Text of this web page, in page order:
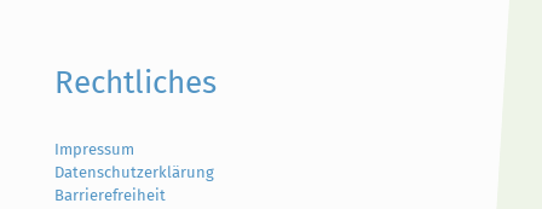
Rechtliches
Impressum
Datenschutzerklärung
Barrierefreiheit